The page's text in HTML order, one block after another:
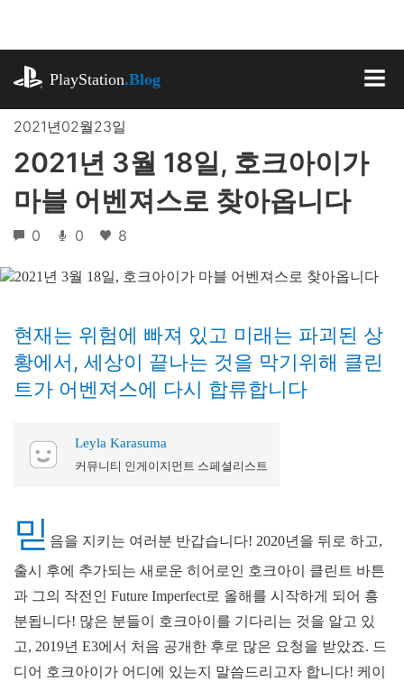
로
뛰
PlayStation.Blog
2021년02월23일
2021년 3월 18일, 호크아이가
마블 어벤져스로 찾아옵니다
0 0 8
현재는 위험에 빠져 있고 미래는 파괴된 상
황에서, 세상이 끝나는 것을 막기위해 클린
트가 어벤져스에 다시 합류합니다
Leyla Karasuma
커뮤니티 인게이지먼트 스페셜리스트
믿 음을 지키는 여러분 반갑습니다! 2020년을 뒤로 하고,
출시 후에 추가되는 새로운 히어로인 호크아이 클린트 바튼
과 그의 작전인 Future Imperfect로 올해를 시작하게 되어 흥
분됩니다! 많은 분들이 호크아이를 기다리는 것을 알고 있
고, 2019년 E3에서 처음 공개한 후로 많은 요청을 받았죠. 드
디어 호크아이가 어디에 있는지 말씀드리고자 합니다! 케이